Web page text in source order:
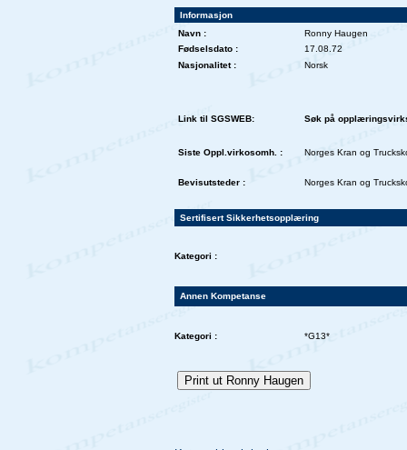
Informasjon
Navn :
Ronny Haugen
Fødselsdato :
17.08.72
Nasjonalitet :
Norsk
Link til SGSWEB: Søk på
Siste Oppl.virkosomh. : Norges Kran og
Bevisutsteder : Norges Kran og
Sertifisert Sikkerhetsopplæring
Kategori :
Annen Kompetanse
Kategori : *G13*